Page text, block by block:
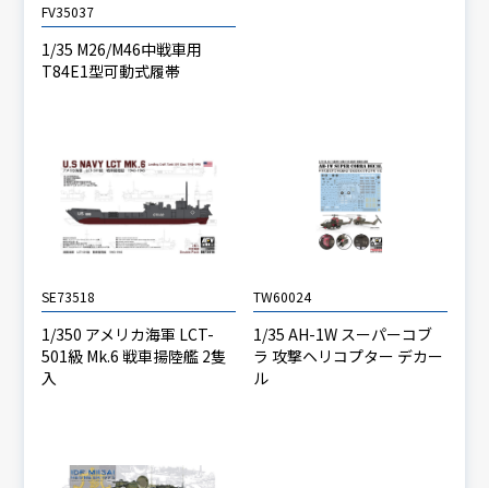
FV35037
1/35 M26/M46中戦車用
T84E1型可動式履帯
SE73518
1/350 アメリカ海軍 LCT-
501級 Mk.6 戦車揚陸艦 2隻
入
TW60024
1/35 AH-1W スーパーコブ
ラ 攻撃ヘリコプター デカー
ル